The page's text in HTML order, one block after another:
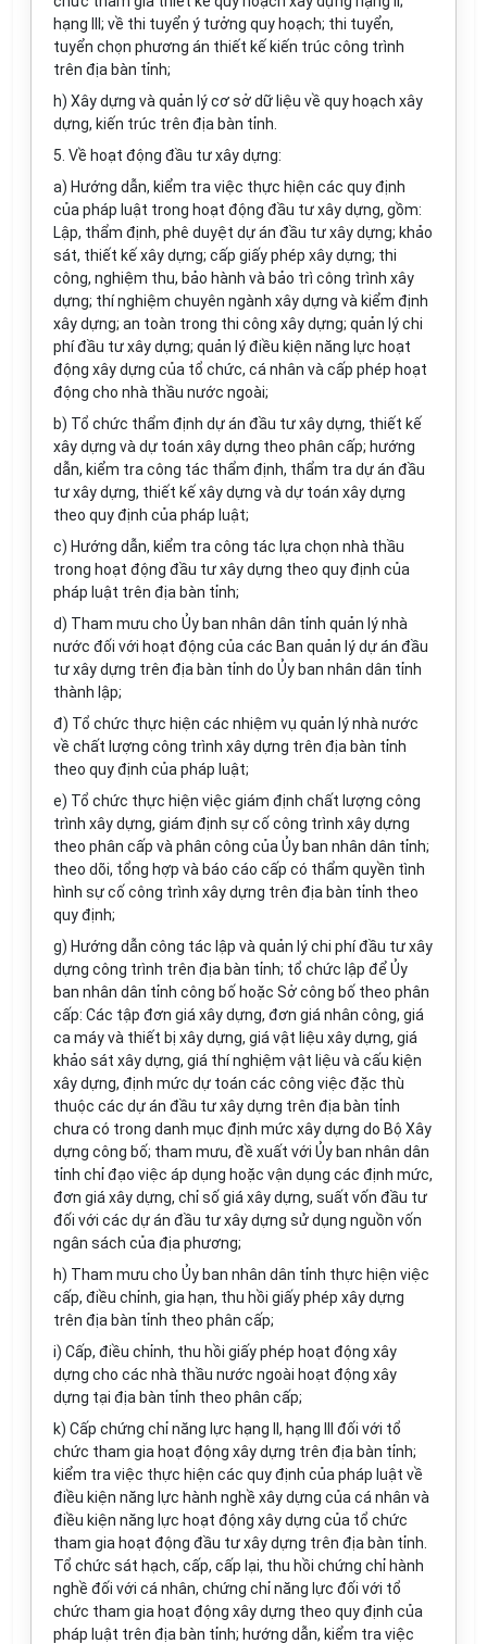
hạng III; về thi tuyển ý tưởng quy hoạch; thi tuyển,
tuyển chọn phương án thiết kế kiến trúc công trình
trên địa bàn tỉnh;
h) Xây dựng và quản lý cơ sở dữ liệu về quy hoạch xây
dựng, kiến trúc trên địa bàn tỉnh.
5. Về hoạt động đầu tư xây dựng:
a) Hướng dẫn, kiểm tra việc thực hiện các quy định
của pháp luật trong hoạt động đầu tư xây dựng, gồm:
Lập, thẩm định, phê duyệt dự án đầu tư xây dựng; khảo
sát, thiết kế xây dựng; cấp giấy phép xây dựng; thi
công, nghiệm thu, bảo hành và bảo trì công trình xây
dựng; thí nghiệm chuyên ngành xây dựng và kiểm định
xây dựng; an toàn trong thi công xây dựng; quản lý chi
phí đầu tư xây dựng; quản lý điều kiện năng lực hoạt
động xây dựng của tổ chức, cá nhân và cấp phép hoạt
động cho nhà thầu nước ngoài;
b) Tổ chức thẩm định dự án đầu tư xây dựng, thiết kế
xây dựng và dự toán xây dựng theo phân cấp; hướng
dẫn, kiểm tra công tác thẩm định, thẩm tra dự án đầu
tư xây dựng, thiết kế xây dựng và dự toán xây dựng
theo quy định của pháp luật;
c) Hướng dẫn, kiểm tra công tác lựa chọn nhà thầu
trong hoạt động đầu tư xây dựng theo quy định của
pháp luật trên địa bàn tỉnh;
d) Tham mưu cho Ủy ban nhân dân tỉnh quản lý nhà
nước đối với hoạt động của các Ban quản lý dự án đầu
tư xây dựng trên địa bàn tỉnh do Ủy ban nhân dân tỉnh
thành lập;
đ) Tổ chức thực hiện các nhiệm vụ quản lý nhà nước
về chất lượng công trình xây dựng trên địa bàn tỉnh
theo quy định của pháp luật;
e) Tổ chức thực hiện việc giám định chất lượng công
trình xây dựng, giám định sự cố công trình xây dựng
theo phân cấp và phân công của Ủy ban nhân dân tỉnh;
theo dõi, tổng hợp và báo cáo cấp có thẩm quyền tình
hình sự cố công trình xây dựng trên địa bàn tỉnh theo
quy định;
g) Hướng dẫn công tác lập và quản lý chi phí đầu tư xây
dựng công trình trên địa bàn tỉnh; tổ chức lập để Ủy
ban nhân dân tỉnh công bố hoặc Sở công bố theo phân
cấp: Các tập đơn giá xây dựng, đơn giá nhân công, giá
ca máy và thiết bị xây dựng, giá vật liệu xây dựng, giá
khảo sát xây dựng, giá thí nghiệm vật liệu và cấu kiện
xây dựng, định mức dự toán các công việc đặc thù
thuộc các dự án đầu tư xây dựng trên địa bàn tỉnh
chưa có trong danh mục định mức xây dựng do Bộ Xây
dựng công bố; tham mưu, đề xuất với Ủy ban nhân dân
tỉnh chỉ đạo việc áp dụng hoặc vận dụng các định mức,
đơn giá xây dựng, chỉ số giá xây dựng, suất vốn đầu tư
đối với các dự án đầu tư xây dựng sử dụng nguồn vốn
ngân sách của địa phương;
h) Tham mưu cho Ủy ban nhân dân tỉnh thực hiện việc
cấp, điều chỉnh, gia hạn, thu hồi giấy phép xây dựng
trên địa bàn tỉnh theo phân cấp;
i) Cấp, điều chỉnh, thu hồi giấy phép hoạt động xây
dựng cho các nhà thầu nước ngoài hoạt động xây
dựng tại địa bàn tỉnh theo phân cấp;
k) Cấp chứng chỉ năng lực hạng II, hạng III đối với tổ
chức tham gia hoạt động xây dựng trên địa bàn tỉnh;
kiểm tra việc thực hiện các quy định của pháp luật về
điều kiện năng lực hành nghề xây dựng của cá nhân và
điều kiện năng lực hoạt động xây dựng của tổ chức
tham gia hoạt động đầu tư xây dựng trên địa bàn tỉnh.
Tổ chức sát hạch, cấp, cấp lại, thu hồi chứng chỉ hành
nghề đối với cá nhân, chứng chỉ năng lực đối với tổ
chức tham gia hoạt động xây dựng theo quy định của
pháp luật trên địa bàn tỉnh; hướng dẫn, kiểm tra việc